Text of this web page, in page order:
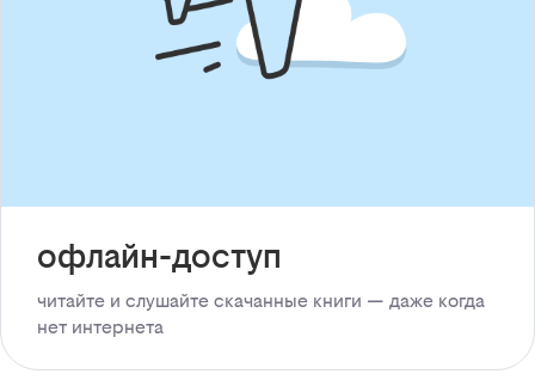
офлайн-доступ
читайте и слушайте скачанные книги — даже когда
нет интернета